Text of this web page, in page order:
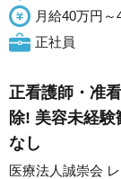
月給40万円～
正社員
正看護師・准
除! 美容未経
なし
医療法人誠崇会